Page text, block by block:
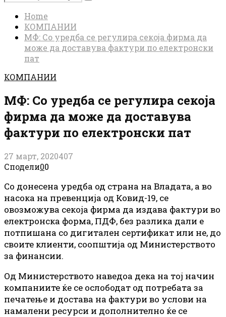
for:
Search
Home
КОМПАНИИ
МФ: Со уредба се регулира секоја фирма да
може да доставува фактури по електронски
пат
КОМПАНИИ
МФ: Со уредба се регулира секоја
фирма да може да доставува
фактури по електронски пат
27 март, 2020407
Сподели00
Со донесена уредба од страна на Владата, а во
насока на превенција од Ковид-19, се
овозможува секоја фирма да издава фактури во
електронска форма, ПДФ, без разлика дали е
потпишана со дигитален сертификат или не, до
своите клиенти, соопштија од Министерството
за финансии.
Од Министерството наведоа дека на тој начин
компаниите ќе се ослободат од потребата за
печатење и достава на фактури во услови на
намалени ресурси и дополнително ќе се